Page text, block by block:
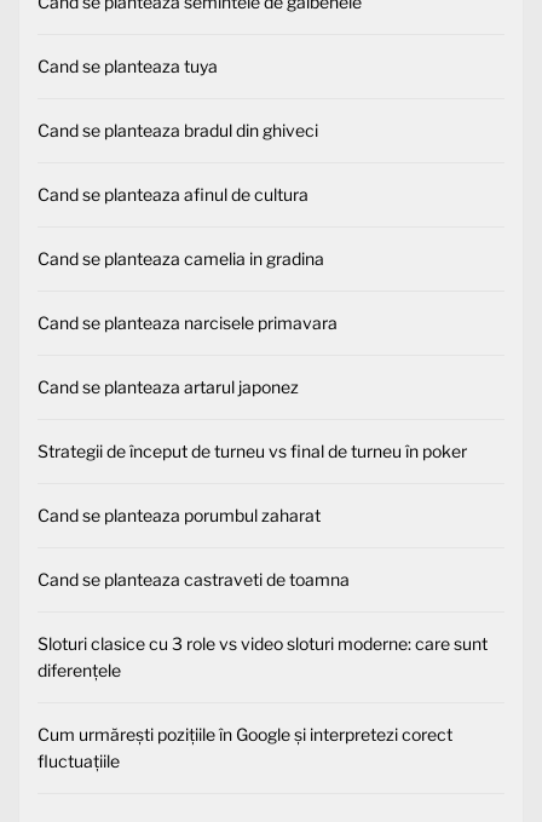
Cand se planteaza tuya
Cand se planteaza bradul din ghiveci
Cand se planteaza afinul de cultura
Cand se planteaza camelia in gradina
Cand se planteaza narcisele primavara
Cand se planteaza artarul japonez
Strategii de început de turneu vs final de turneu în poker
Cand se planteaza porumbul zaharat
Cand se planteaza castraveti de toamna
Sloturi clasice cu 3 role vs video sloturi moderne: care sunt
diferențele
Cum urmărești pozițiile în Google și interpretezi corect
fluctuațiile